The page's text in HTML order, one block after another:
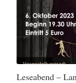
Leseabend –